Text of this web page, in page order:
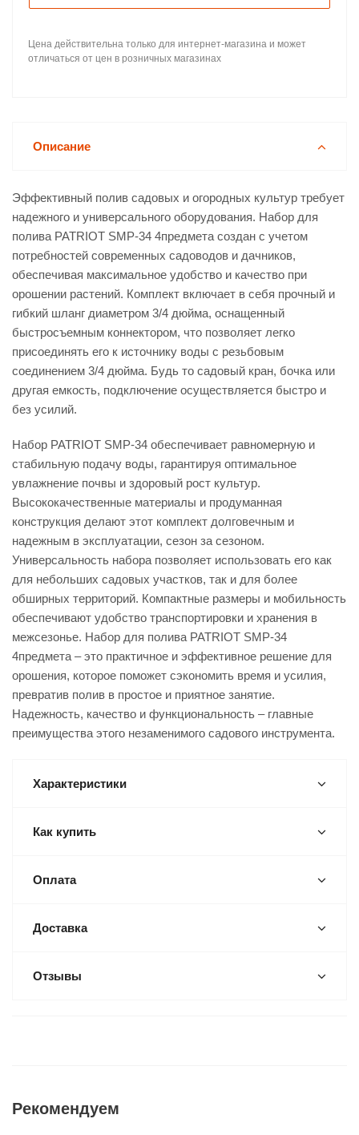
Цена действительна только для интернет-магазина и может
отличаться от цен в розничных магазинах
Описание
Эффективный полив садовых и огородных культур требует
надежного и универсального оборудования. Набор для
полива PATRIOT SMP-34 4предмета создан с учетом
потребностей современных садоводов и дачников,
обеспечивая максимальное удобство и качество при
орошении растений. Комплект включает в себя прочный и
гибкий шланг диаметром 3/4 дюйма, оснащенный
быстросъемным коннектором, что позволяет легко
присоединять его к источнику воды с резьбовым
соединением 3/4 дюйма. Будь то садовый кран, бочка или
другая емкость, подключение осуществляется быстро и
без усилий.
Набор PATRIOT SMP-34 обеспечивает равномерную и
стабильную подачу воды, гарантируя оптимальное
увлажнение почвы и здоровый рост культур.
Высококачественные материалы и продуманная
конструкция делают этот комплект долговечным и
надежным в эксплуатации, сезон за сезоном.
Универсальность набора позволяет использовать его как
для небольших садовых участков, так и для более
обширных территорий. Компактные размеры и мобильность
обеспечивают удобство транспортировки и хранения в
межсезонье. Набор для полива PATRIOT SMP-34
4предмета – это практичное и эффективное решение для
орошения, которое поможет сэкономить время и усилия,
превратив полив в простое и приятное занятие.
Надежность, качество и функциональность – главные
преимущества этого незаменимого садового инструмента.
Характеристики
Как купить
Оплата
Доставка
Отзывы
Рекомендуем